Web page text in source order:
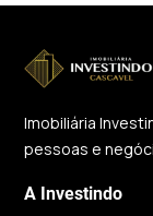
Imobiliária
pessoas e
A Investindo